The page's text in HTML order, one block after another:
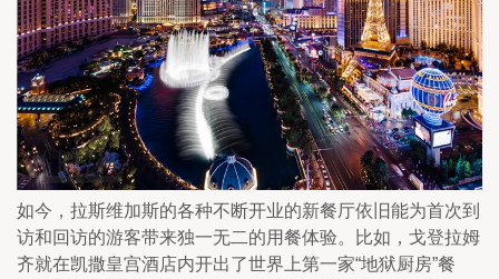
如今，拉斯维加斯的各种不断开业的新餐厅依旧能为首次到
访和回访的游客带来独一无二的用餐体验。比如，戈登拉姆
齐就在凯撒皇宫酒店内开出了世界上第一家“地狱厨房”餐